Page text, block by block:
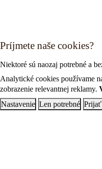
Príjmete naše cookies?
Niektoré sú naozaj potrebné a
Analytické cookies používame
zobrazenie relevantnej reklamy.
Nastavenie Len potrebné